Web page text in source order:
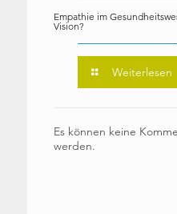
Empathie im
Vision?
Weiterlesen
Es können keine
werden.